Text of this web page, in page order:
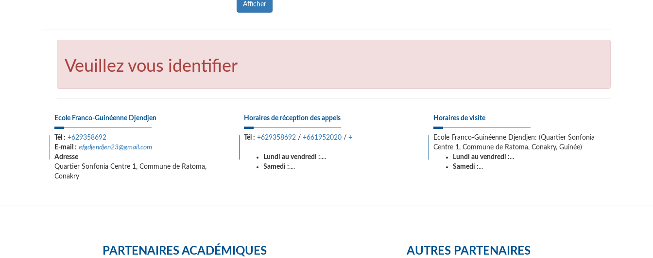
Afficher
Veuillez vous identifier
Ecole Franco-Guinéenne Djendjen
Tél : +629358692
E-mail : efgdjendjen23@gmail.com
Adresse
Quartier Sonfonia Centre 1, Commune de Ratoma,
Conakry
Horaires de réception des appels
Tél : +629358692 / +661952020 / +
Lundi au vendredi :....
Samedi :....
Horaires de visite
Ecole Franco-Guinéenne Djendjen: (Quartier Sonfonia
Centre 1, Commune de Ratoma, Conakry, Guinée)
Lundi au vendredi :...
Samedi :...
PARTENAIRES ACADÉMIQUES AUTRES PARTENAIRES